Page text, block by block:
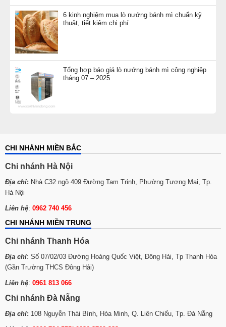
6 kinh nghiệm mua lò nướng bánh mì chuẩn kỹ
thuật, tiết kiệm chi phí
Tổng hợp báo giá lò nướng bánh mì công nghiệp
tháng 07 – 2025
CHI NHÁNH MIỀN BẮC
Chi nhánh Hà Nội
Địa chỉ: Nhà C32 ngõ 409 Đường Tam Trinh, Phường Tương Mai, Tp.
Hà Nội
Liên hệ: 0962 740 456
CHI NHÁNH MIỀN TRUNG
Chi nhánh Thanh Hóa
Địa chỉ: Số 07/02/03 Đường Hoàng Quốc Việt, Đông Hải, Tp Thanh Hóa
(Gần Trường THCS Đông Hải)
Liên hệ: 0961 813 066
Chi nhánh Đà Nẵng
Địa chỉ: 108 Nguyễn Thái Bình, Hòa Minh, Q. Liên Chiểu, Tp. Đà Nẵng